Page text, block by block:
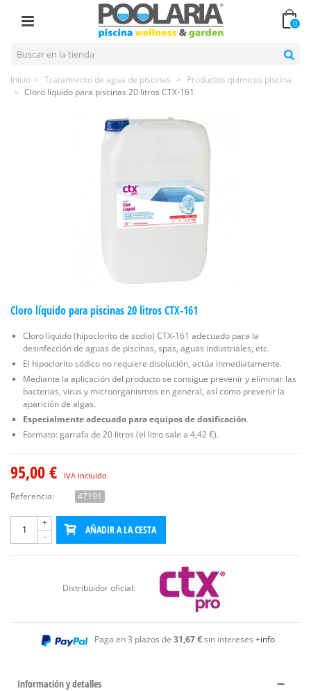
0
Inicio > Tratamiento de agua de piscinas > Productos químicos piscina
> Cloro líquido para piscinas 20 litros CTX-161
Cloro líquido para piscinas 20 litros CTX-161
Cloro líquido (hipoclorito de sodio) CTX-161 adecuado para la
desinfección de aguas de piscinas, spas, aguas industriales, etc.
El hipoclorito sódico no requiere disolución, actúa inmediatamente.
Mediante la aplicación del producto se consigue prevenir y eliminar las
bacterias, virus y microorganismos en general, así como prevenir la
aparición de algas.
Especialmente adecuado para equipos de dosificación.
Formato: garrafa de 20 litros (el litro sale a 4,42 €).
95,00 € IVA incluido
Referencia: 47191
-
+
AÑADIR A LA CESTA
Distribuidor oficial:
Paga en 3 plazos de 31,67 €sin intereses +info
Información y detalles